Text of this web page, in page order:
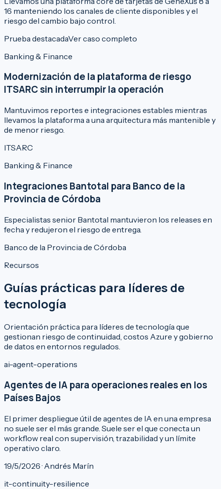
16 manteniendo los canales de cliente disponibles y el
riesgo del cambio bajo control.
Prueba destacadaVer caso completo
Banking & Finance
Modernización de la plataforma de riesgo
ITSARC sin interrumpir la operación
Mantuvimos reportes e integraciones estables mientras
llevamos la plataforma a una arquitectura más mantenible y
de menor riesgo.
ITSARC
Banking & Finance
Integraciones Bantotal para Banco de la
Provincia de Córdoba
Especialistas senior Bantotal mantuvieron los releases en
fecha y redujeron el riesgo de entrega.
Banco de la Provincia de Córdoba
Recursos
Guías prácticas para líderes de
tecnología
Orientación práctica para líderes de tecnología que
gestionan riesgo de continuidad, costos Azure y gobierno
de datos en entornos regulados.
ai-agent-operations
Agentes de IA para operaciones reales en los
Países Bajos
El primer despliegue útil de agentes de IA en una empresa
no suele ser el más grande. Suele ser el que conecta un
workflow real con supervisión, trazabilidad y un límite
operativo claro.
19/5/2026 · Andrés Marín
it-continuity-resilience